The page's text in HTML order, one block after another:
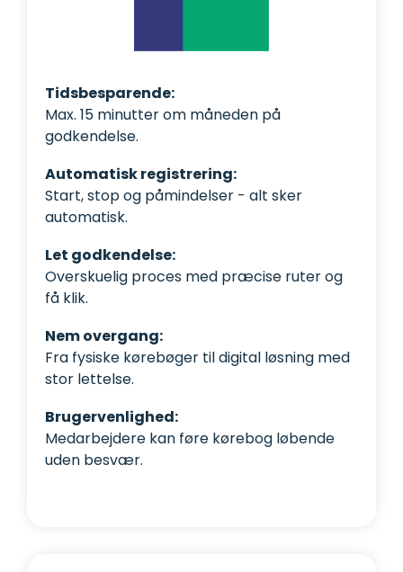
Tidsbesparende:
Max. 15 minutter om måneden på
godkendelse.
Automatisk registrering:
Start, stop og påmindelser - alt sker
automatisk.
Let godkendelse:
Overskuelig proces med præcise ruter og
få klik.
Nem overgang:
Fra fysiske kørebøger til digital løsning med
stor lettelse.
Brugervenlighed:
Medarbejdere kan føre kørebog løbende
uden besvær.